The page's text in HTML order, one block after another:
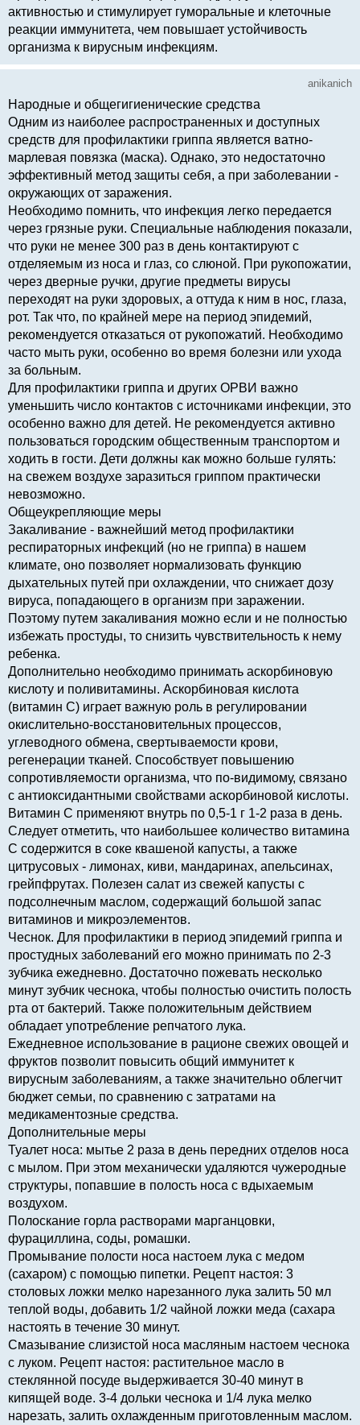
активностью и стимулирует гуморальные и клеточные
реакции иммунитета, чем повышает устойчивость
организма к вирусным инфекциям.
anikanich
Народные и общегигиенические средства
Одним из наиболее распространенных и доступных
средств для профилактики гриппа является ватно-
марлевая повязка (маска). Однако, это недостаточно
эффективный метод защиты себя, а при заболевании -
окружающих от заражения.
Необходимо помнить, что инфекция легко передается
через грязные руки. Специальные наблюдения показали,
что руки не менее 300 раз в день контактируют с
отделяемым из носа и глаз, со слюной. При рукопожатии,
через дверные ручки, другие предметы вирусы
переходят на руки здоровых, а оттуда к ним в нос, глаза,
рот. Так что, по крайней мере на период эпидемий,
рекомендуется отказаться от рукопожатий. Необходимо
часто мыть руки, особенно во время болезни или ухода
за больным.
Для профилактики гриппа и других ОРВИ важно
уменьшить число контактов с источниками инфекции, это
особенно важно для детей. Не рекомендуется активно
пользоваться городским общественным транспортом и
ходить в гости. Дети должны как можно больше гулять:
на свежем воздухе заразиться гриппом практически
невозможно.
Общеукрепляющие меры
Закаливание - важнейший метод профилактики
респираторных инфекций (но не гриппа) в нашем
климате, оно позволяет нормализовать функцию
дыхательных путей при охлаждении, что снижает дозу
вируса, попадающего в организм при заражении.
Поэтому путем закаливания можно если и не полностью
избежать простуды, то снизить чувствительность к нему
ребенка.
Дополнительно необходимо принимать аскорбиновую
кислоту и поливитамины. Аскорбиновая кислота
(витамин С) играет важную роль в регулировании
окислительно-восстановительных процессов,
углеводного обмена, свертываемости крови,
регенерации тканей. Способствует повышению
сопротивляемости организма, что по-видимому, связано
с антиоксидантными свойствами аскорбиновой кислоты.
Витамин С применяют внутрь по 0,5-1 г 1-2 раза в день.
Следует отметить, что наибольшее количество витамина
С содержится в соке квашеной капусты, а также
цитрусовых - лимонах, киви, мандаринах, апельсинах,
грейпфрутах. Полезен салат из свежей капусты с
подсолнечным маслом, содержащий большой запас
витаминов и микроэлементов.
Чеснок. Для профилактики в период эпидемий гриппа и
простудных заболеваний его можно принимать по 2-3
зубчика ежедневно. Достаточно пожевать несколько
минут зубчик чеснока, чтобы полностью очистить полость
рта от бактерий. Также положительным действием
обладает употребление репчатого лука.
Ежедневное использование в рационе свежих овощей и
фруктов позволит повысить общий иммунитет к
вирусным заболеваниям, а также значительно облегчит
бюджет семьи, по сравнению с затратами на
медикаментозные средства.
Дополнительные меры
Туалет носа: мытье 2 раза в день передних отделов носа
с мылом. При этом механически удаляются чужеродные
структуры, попавшие в полость носа с вдыхаемым
воздухом.
Полоскание горла растворами марганцовки,
фурациллина, соды, ромашки.
Промывание полости носа настоем лука с медом
(сахаром) с помощью пипетки. Рецепт настоя: 3
столовых ложки мелко нарезанного лука залить 50 мл
теплой воды, добавить 1/2 чайной ложки меда (сахара
настоять в течение 30 минут.
Смазывание слизистой носа масляным настоем чеснока
с луком. Рецепт настоя: растительное масло в
стеклянной посуде выдерживается 30-40 минут в
кипящей воде. 3-4 дольки чеснока и 1/4 лука мелко
нарезать, залить охлажденным приготовленным маслом.